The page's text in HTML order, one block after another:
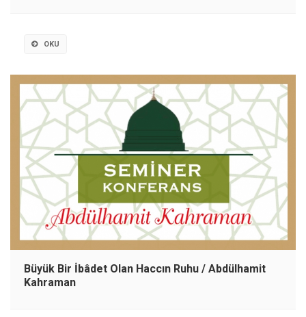
OKU
Büyük Bir İbâdet Olan Haccın Ruhu / Abdülhamit
Kahraman